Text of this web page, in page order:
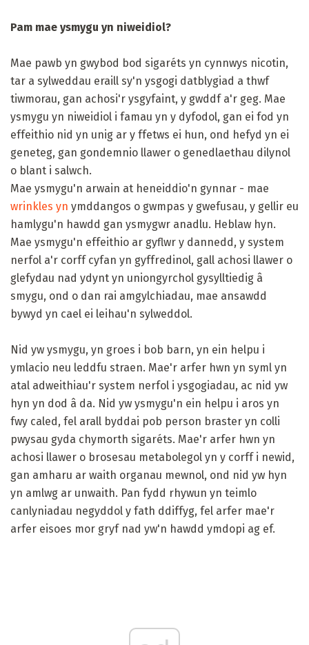
Pam mae ysmygu yn niweidiol?
Mae pawb yn gwybod bod sigaréts yn cynnwys nicotin,
tar a sylweddau eraill sy'n ysgogi datblygiad a thwf
tiwmorau, gan achosi'r ysgyfaint, y gwddf a'r geg. Mae
ysmygu yn niweidiol i famau yn y dyfodol, gan ei fod yn
effeithio nid yn unig ar y ffetws ei hun, ond hefyd yn ei
geneteg, gan gondemnio llawer o genedlaethau dilynol
o blant i salwch.
Mae ysmygu'n arwain at heneiddio'n gynnar - mae
wrinkles yn ymddangos o gwmpas y gwefusau, y gellir eu
hamlygu'n hawdd gan ysmygwr anadlu. Heblaw hyn.
Mae ysmygu'n effeithio ar gyflwr y dannedd, y system
nerfol a'r corff cyfan yn gyffredinol, gall achosi llawer o
glefydau nad ydynt yn uniongyrchol gysylltiedig â
smygu, ond o dan rai amgylchiadau, mae ansawdd
bywyd yn cael ei leihau'n sylweddol.
Nid yw ysmygu, yn groes i bob barn, yn ein helpu i
ymlacio neu leddfu straen. Mae'r arfer hwn yn syml yn
atal adweithiau'r system nerfol i ysgogiadau, ac nid yw
hyn yn dod â da. Nid yw ysmygu'n ein helpu i aros yn
fwy caled, fel arall byddai pob person braster yn colli
pwysau gyda chymorth sigaréts. Mae'r arfer hwn yn
achosi llawer o brosesau metabolegol yn y corff i newid,
gan amharu ar waith organau mewnol, ond nid yw hyn
yn amlwg ar unwaith. Pan fydd rhywun yn teimlo
canlyniadau negyddol y fath ddiffyg, fel arfer mae'r
arfer eisoes mor gryf nad yw'n hawdd ymdopi ag ef.